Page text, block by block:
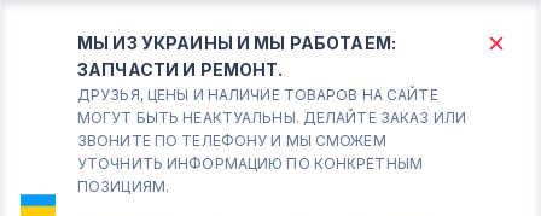
МЫ ИЗ УКРАИНЫ И МЫ РАБОТАЕМ:
ЗАПЧАСТИ И РЕМОНТ.
ДРУЗЬЯ, ЦЕНЫ И НАЛИЧИЕ ТОВАРОВ НА САЙТЕ
МОГУТ БЫТЬ НЕАКТУАЛЬНЫ. ДЕЛАЙТЕ ЗАКАЗ ИЛИ
ЗВОНИТЕ ПО ТЕЛЕФОНУ И МЫ СМОЖЕМ
УТОЧНИТЬ ИНФОРМАЦИЮ ПО КОНКРЕТНЫМ
ПОЗИЦИЯМ.
КИЕВ БОРИСПОЛЬ
Вт.- Сб.
10:00 - 18:00